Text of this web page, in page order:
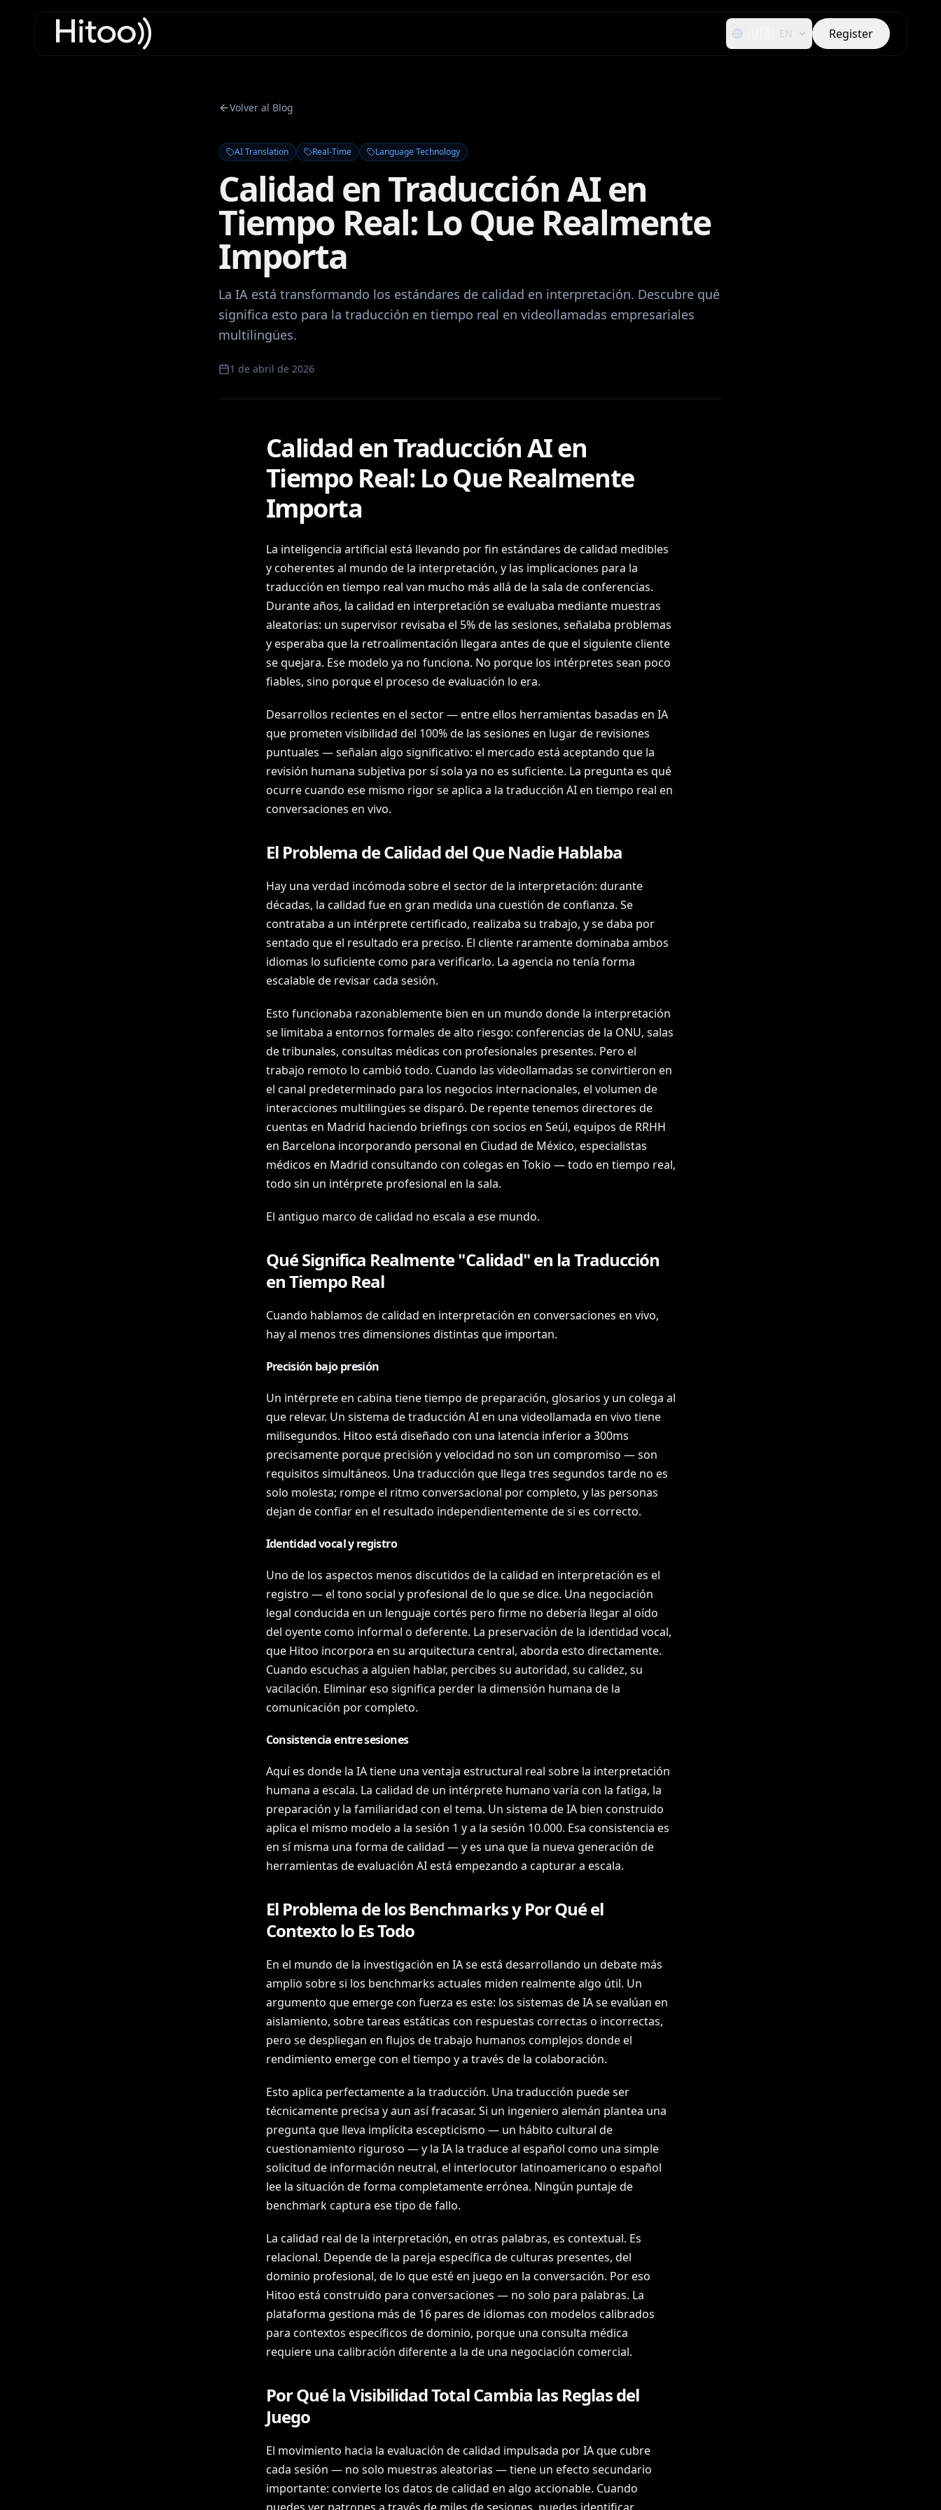
EN Register
Volver al Blog
AI Translation Real-Time Language Technology
Calidad en Traducción AI en
Tiempo Real: Lo Que Realmente
Importa
La IA está transformando los estándares de calidad en interpretación. Descubre qué
significa esto para la traducción en tiempo real en videollamadas empresariales
multilingües.
1 de abril de 2026
Calidad en Traducción AI en
Tiempo Real: Lo Que Realmente
Importa
La inteligencia artificial está llevando por fin estándares de calidad medibles
y coherentes al mundo de la interpretación, y las implicaciones para la
traducción en tiempo real van mucho más allá de la sala de conferencias.
Durante años, la calidad en interpretación se evaluaba mediante muestras
aleatorias: un supervisor revisaba el 5% de las sesiones, señalaba problemas
y esperaba que la retroalimentación llegara antes de que el siguiente cliente
se quejara. Ese modelo ya no funciona. No porque los intérpretes sean poco
fiables, sino porque el proceso de evaluación lo era.
Desarrollos recientes en el sector — entre ellos herramientas basadas en IA
que prometen visibilidad del 100% de las sesiones en lugar de revisiones
puntuales — señalan algo significativo: el mercado está aceptando que la
revisión humana subjetiva por sí sola ya no es suficiente. La pregunta es qué
ocurre cuando ese mismo rigor se aplica a la traducción AI en tiempo real en
conversaciones en vivo.
El Problema de Calidad del Que Nadie Hablaba
Hay una verdad incómoda sobre el sector de la interpretación: durante
décadas, la calidad fue en gran medida una cuestión de confianza. Se
contrataba a un intérprete certificado, realizaba su trabajo, y se daba por
sentado que el resultado era preciso. El cliente raramente dominaba ambos
idiomas lo suficiente como para verificarlo. La agencia no tenía forma
escalable de revisar cada sesión.
Esto funcionaba razonablemente bien en un mundo donde la interpretación
se limitaba a entornos formales de alto riesgo: conferencias de la ONU, salas
de tribunales, consultas médicas con profesionales presentes. Pero el
trabajo remoto lo cambió todo. Cuando las videollamadas se convirtieron en
el canal predeterminado para los negocios internacionales, el volumen de
interacciones multilingües se disparó. De repente tenemos directores de
cuentas en Madrid haciendo briefings con socios en Seúl, equipos de RRHH
en Barcelona incorporando personal en Ciudad de México, especialistas
médicos en Madrid consultando con colegas en Tokio — todo en tiempo real,
todo sin un intérprete profesional en la sala.
El antiguo marco de calidad no escala a ese mundo.
Qué Significa Realmente "Calidad" en la Traducción
en Tiempo Real
Cuando hablamos de calidad en interpretación en conversaciones en vivo,
hay al menos tres dimensiones distintas que importan.
Precisión bajo presión
Un intérprete en cabina tiene tiempo de preparación, glosarios y un colega al
que relevar. Un sistema de traducción AI en una videollamada en vivo tiene
milisegundos. Hitoo está diseñado con una latencia inferior a 300ms
precisamente porque precisión y velocidad no son un compromiso — son
requisitos simultáneos. Una traducción que llega tres segundos tarde no es
solo molesta; rompe el ritmo conversacional por completo, y las personas
dejan de confiar en el resultado independientemente de si es correcto.
Identidad vocal y registro
Uno de los aspectos menos discutidos de la calidad en interpretación es el
registro — el tono social y profesional de lo que se dice. Una negociación
legal conducida en un lenguaje cortés pero firme no debería llegar al oído
del oyente como informal o deferente. La preservación de la identidad vocal,
que Hitoo incorpora en su arquitectura central, aborda esto directamente.
Cuando escuchas a alguien hablar, percibes su autoridad, su calidez, su
vacilación. Eliminar eso significa perder la dimensión humana de la
comunicación por completo.
Consistencia entre sesiones
Aquí es donde la IA tiene una ventaja estructural real sobre la interpretación
humana a escala. La calidad de un intérprete humano varía con la fatiga, la
preparación y la familiaridad con el tema. Un sistema de IA bien construido
aplica el mismo modelo a la sesión 1 y a la sesión 10.000. Esa consistencia es
en sí misma una forma de calidad — y es una que la nueva generación de
herramientas de evaluación AI está empezando a capturar a escala.
El Problema de los Benchmarks y Por Qué el
Contexto lo Es Todo
En el mundo de la investigación en IA se está desarrollando un debate más
amplio sobre si los benchmarks actuales miden realmente algo útil. Un
argumento que emerge con fuerza es este: los sistemas de IA se evalúan en
aislamiento, sobre tareas estáticas con respuestas correctas o incorrectas,
pero se despliegan en flujos de trabajo humanos complejos donde el
rendimiento emerge con el tiempo y a través de la colaboración.
Esto aplica perfectamente a la traducción. Una traducción puede ser
técnicamente precisa y aun así fracasar. Si un ingeniero alemán plantea una
pregunta que lleva implícita escepticismo — un hábito cultural de
cuestionamiento riguroso — y la IA la traduce al español como una simple
solicitud de información neutral, el interlocutor latinoamericano o español
lee la situación de forma completamente errónea. Ningún puntaje de
benchmark captura ese tipo de fallo.
La calidad real de la interpretación, en otras palabras, es contextual. Es
relacional. Depende de la pareja específica de culturas presentes, del
dominio profesional, de lo que esté en juego en la conversación. Por eso
Hitoo está construido para conversaciones — no solo para palabras. La
plataforma gestiona más de 16 pares de idiomas con modelos calibrados
para contextos específicos de dominio, porque una consulta médica
requiere una calibración diferente a la de una negociación comercial.
Por Qué la Visibilidad Total Cambia las Reglas del
Juego
El movimiento hacia la evaluación de calidad impulsada por IA que cubre
cada sesión — no solo muestras aleatorias — tiene un efecto secundario
importante: convierte los datos de calidad en algo accionable. Cuando